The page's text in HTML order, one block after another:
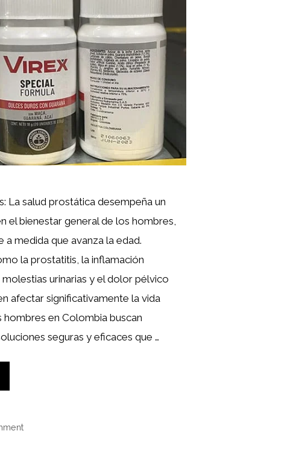
La salud prostática desempeña un
el bienestar general de los hombres,
a medida que avanza la edad.
la prostatitis, la inflamación
urinarias y el dolor pélvico
afectar significativamente la vida
hombres en Colombia buscan
seguras y eficaces que …